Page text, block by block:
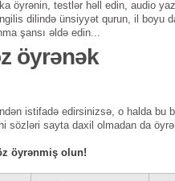
öyrənin, testlər həll edin, audio
dilində ünsiyyət qurun, il boyu
şansı əldə edin...
öyrənək
istifadə edirsinizsə, o halda bu
sözləri sayta daxil olmadan da
öyrənmiş olun!